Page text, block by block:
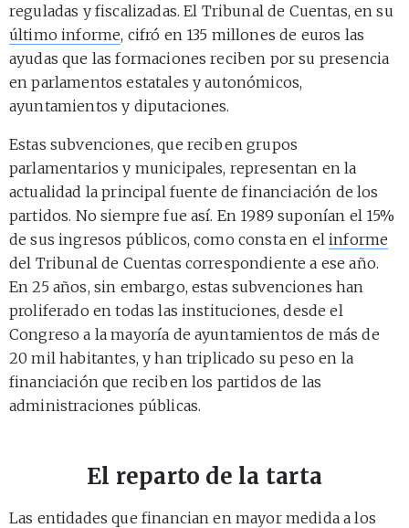
reguladas y fiscalizadas. El Tribunal de Cuentas, en su
último informe, cifró en 135 millones de euros las
ayudas que las formaciones reciben por su presencia
en parlamentos estatales y autonómicos,
ayuntamientos y diputaciones.
Estas subvenciones, que reciben grupos
parlamentarios y municipales, representan en la
actualidad la principal fuente de financiación de los
partidos. No siempre fue así. En 1989 suponían el 15%
de sus ingresos públicos, como consta en elinforme
del Tribunal de Cuentas correspondiente a ese año.
En 25 años, sin embargo, estas subvenciones han
proliferado en todas las instituciones, desde el
Congreso a la mayoría de ayuntamientos de más de
20 mil habitantes, y han triplicado su peso en la
financiación que reciben los partidos de las
administraciones públicas.
El reparto de la tarta
Las entidades que financian en mayor medida a los